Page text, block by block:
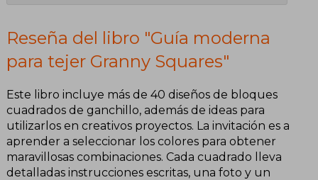
Reseña del libro "Guía moderna
para tejer Granny Squares"
Este libro incluye más de 40 diseños de bloques
cuadrados de ganchillo, además de ideas para
utilizarlos en creativos proyectos. La invitación es a
aprender a seleccionar los colores para obtener
maravillosas combinaciones. Cada cuadrado lleva
detalladas instrucciones escritas, una foto y un